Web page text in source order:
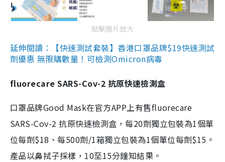
點擊圖片放大
延伸閱讀：【快速測試套裝】香港口罩品牌$19快速測試
劑優惠 無限購數量！可檢測Omicron病毒
fluorecare SARS-Cov-2 抗原快速檢測盒
口罩品牌Good Mask在官方APP上有售fluorecare
SARS-Cov-2 抗原快速檢測盒，每20劑獨立包裝為1個單
位每劑$18、每500劑/1箱獨立包裝為1個單位每劑$15。
產品以鼻拭子採樣，10至15分鐘知結果。